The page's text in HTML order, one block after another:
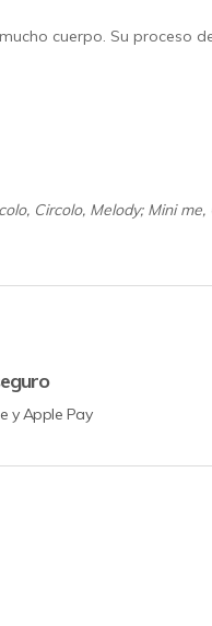
cuerpo. Su proceso
Circolo, Melody; Mini
y Apple Pay